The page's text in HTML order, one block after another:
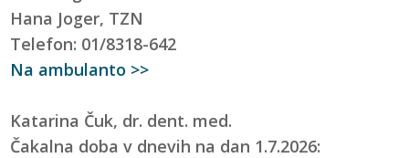
Hana Joger, TZN
Telefon: 01/8318-642
Na ambulanto >>
Katarina Čuk, dr. dent. med.
Čakalna doba v dnevih na dan 1.7.2026: